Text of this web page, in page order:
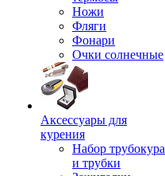
Ножи
Фляги
Фонари
Очки солнечные
Аксессуары для
курения
Набор трубокура
и трубки